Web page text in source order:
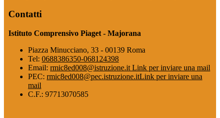
Contatti
Istituto Comprensivo Piaget - Majorana
Piazza Minucciano, 33 - 00139 Roma
Tel: 0688386350-068124398
Email: rmic8ed008@istruzione.it Link per inviare una mail
PEC: rmic8ed008@pec.istruzione.itLink per inviare una
mail
C.F.: 97713070585